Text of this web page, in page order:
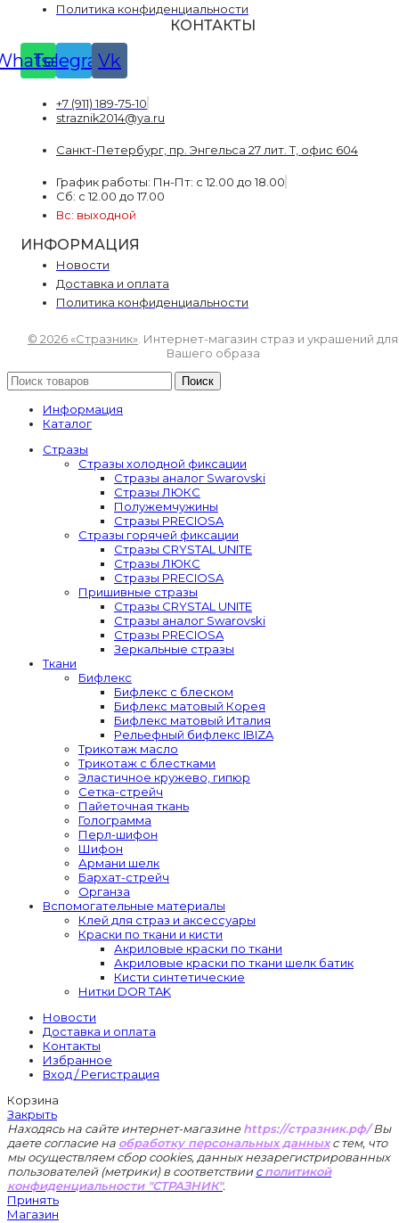
Политика конфиденциальности
КОНТАКТЫ
Telegram
Vk
+7 (911) 189-75-10
straznik2014@ya.ru
Санкт-Петербург, пр. Энгельса 27 лит. Т, офис 604
График работы: Пн-Пт: с 12.00 до 18.00
Сб: с 12.00 до 17.00
Вс: выходной
ИНФОРМАЦИЯ
Новости
Доставка и оплата
Политика конфиденциальности
© 2026 «Стразник» . Интернет-магазин страз и украшений для
Вашего образа
Поиск
Информация
Каталог
Стразы
Стразы холодной фиксации
Стразы аналог Swarovski
Стразы ЛЮКС
Полужемчужины
Стразы PRECIOSA
Стразы горячей фиксации
Стразы CRYSTAL UNITE
Стразы ЛЮКС
Стразы PRECIOSA
Пришивные стразы
Стразы CRYSTAL UNITE
Стразы аналог Swarovski
Стразы PRECIOSA
Зеркальные стразы
Ткани
Бифлекс
Бифлекс с блеском
Бифлекс матовый Корея
Бифлекс матовый Италия
Рельефный бифлекс IBIZA
Трикотаж масло
Трикотаж с блестками
Эластичное кружево, гипюр
Сетка-стрейч
Пайеточная ткань
Голограмма
Перл-шифон
Шифон
Армани шелк
Бархат-стрейч
Органза
Вспомогательные материалы
Клей для страз и аксессуары
Краски по ткани и кисти
Акриловые краски по ткани
Акриловые краски по ткани шелк батик
Кисти синтетические
Нитки DOR TAK
Новости
Доставка и оплата
Контакты
Избранное
Вход / Регистрация
Корзина
Закрыть
Находясь на сайте интернет-магазинеhttps://стразник.рф/Вы
даете согласие на обработку персональных данныхс тем, что
мы осуществляем сбор cookies, данных незарегистрированных
пользователей (метрики) в соответствиисполитикой
конфиденциальности "СТРАЗНИК".
Принять
Магазин